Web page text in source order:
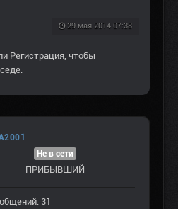
29 мая 2014 07:38
Регистрация, чтобы
Не в сети
ПРИБЫВШИЙ
31